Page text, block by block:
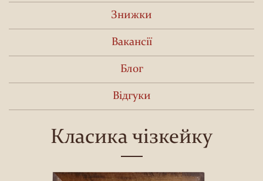
Знижки
Вакансії
Блог
Відгуки
Класика чізкейку